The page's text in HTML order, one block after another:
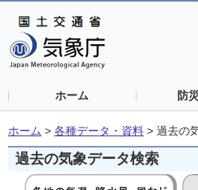
ホーム 防
ホーム > 各種データ・資料 > 過去の
過去の気象データ検索